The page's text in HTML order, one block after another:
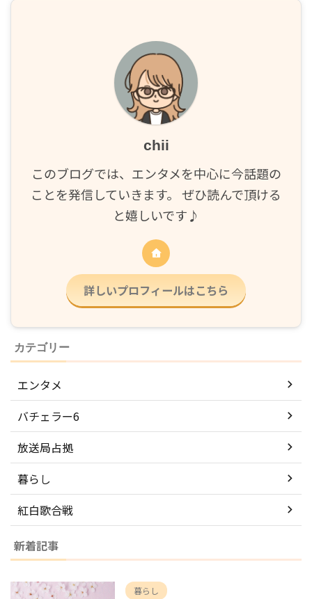
chii
このブログでは、エンタメを中心に今話題の
ことを発信していきます。 ぜひ読んで頂ける
と嬉しいです♪
詳しいプロフィールはこちら
カテゴリー
エンタメ
バチェラー6
放送局占拠
暮らし
紅白歌合戦
新着記事
暮らし